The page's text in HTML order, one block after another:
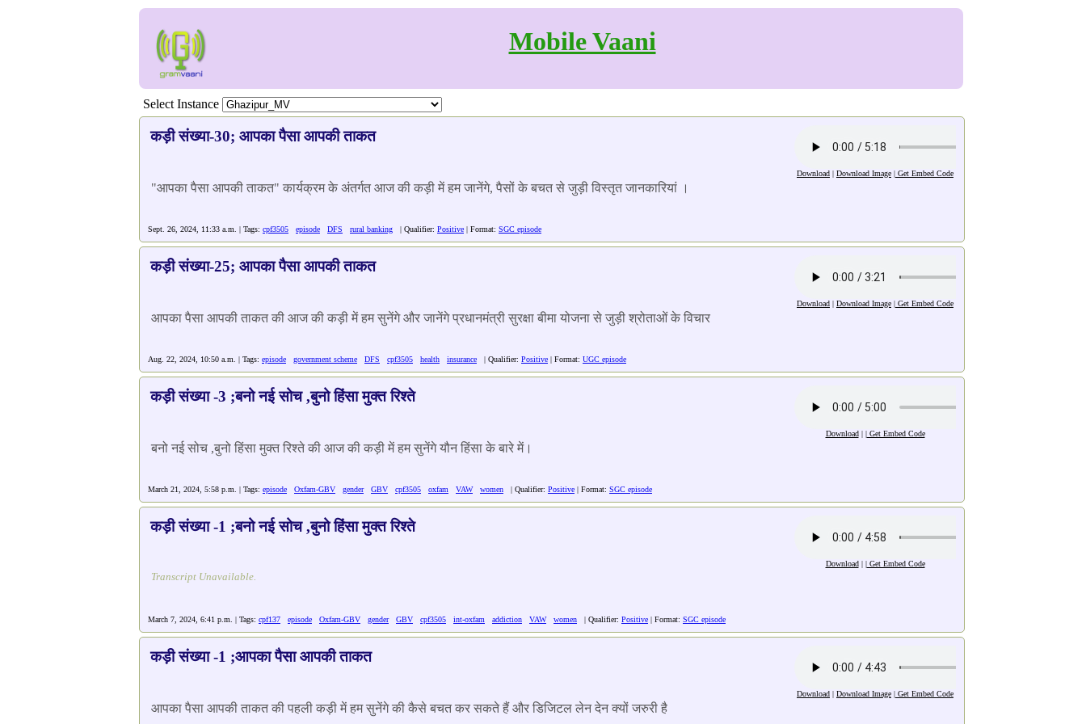
Mobile Vaani
Select Instance
कड़ी संख्या-30; आपका पैसा आपकी ताकत
Download | Download Image | Get Embed Code
"आपका पैसा आपकी ताकत" कार्यक्रम के अंतर्गत आज की कड़ी में हम जानेंगे, पैसों के बचत से जुड़ी विस्तृत जानकारियां ।
Sept. 26, 2024, 11:33 a.m. | Tags: cpf3505 episode DFS rural banking | Qualifier: Positive | Format: SGC episode
कड़ी संख्या-25; आपका पैसा आपकी ताकत
Download | Download Image | Get Embed Code
आपका पैसा आपकी ताकत की आज की कड़ी में हम सुनेंगे और जानेंगे प्रधानमंत्री सुरक्षा बीमा योजना से जुड़ी श्रोताओं के विचार
Aug. 22, 2024, 10:50 a.m. | Tags: episode government scheme DFS cpf3505 health insurance | Qualifier: Positive | Format: UGC episode
कड़ी संख्या -3 ;बनो नई सोच ,बुनो हिंसा मुक्त रिश्ते
Download| |Get Embed Code
बनो नई सोच ,बुनो हिंसा मुक्त रिश्ते की आज की कड़ी में हम सुनेंगे यौन हिंसा के बारे में।
March 21, 2024, 5:58 p.m. | Tags: episode Oxfam-GBV gender GBV cpf3505 oxfam VAW women | Qualifier: Positive | Format: SGC episode
कड़ी संख्या -1 ;बनो नई सोच ,बुनो हिंसा मुक्त रिश्ते
Download| |Get Embed Code
Transcript Unavailable.
March 7, 2024, 6:41 p.m. | Tags: cpf137 episode Oxfam-GBV gender GBV cpf3505 int-oxfam addiction VAW women | Qualifier: Positive | Format: SGC episode
कड़ी संख्या -1 ;आपका पैसा आपकी ताकत
Download | Download Image | Get Embed Code
आपका पैसा आपकी ताकत की पहली कड़ी में हम सुनेंगे की कैसे बचत कर सकते हैं और डिजिटल लेन देन क्यों जरुरी है